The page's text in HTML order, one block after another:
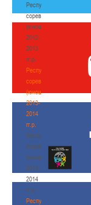
Республиканские
соревнования
(юноши)
2012-
2013
гг.р.
Республиканские
соревнования
(юноши)
2013-
2014
гг.р.
Республиканские
соревнования
(юноши)
2013-
2014
гг.р.
Республиканские